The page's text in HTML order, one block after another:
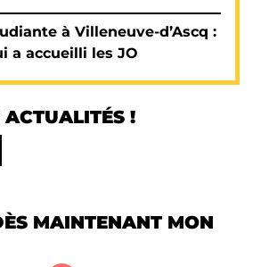
à Villeneuve-d’Ascq :
a accueilli les JO
!
MAINTENANT MON